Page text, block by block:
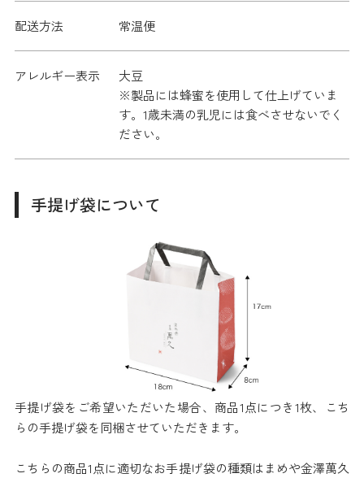
配送方法 常温便
アレルギー表示
大豆
※製品には蜂蜜を使用して仕上げていま
す。1歳未満の乳児には食べさせないでく
ださい。
手提げ袋について
手提げ袋をご希望いただいた場合、商品1点につき1枚、こち
らの手提げ袋を同梱させていただきます。
こちらの商品1点に適切なお手提げ袋の種類はまめや金澤萬久